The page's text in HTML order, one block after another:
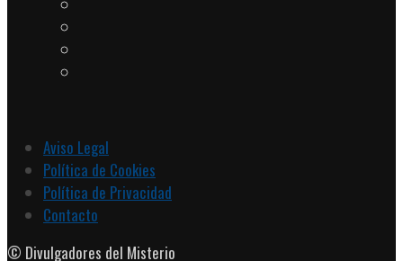
Aviso Legal
Política de Cookies
Política de Privacidad
Contacto
© Divulgadores del Misterio